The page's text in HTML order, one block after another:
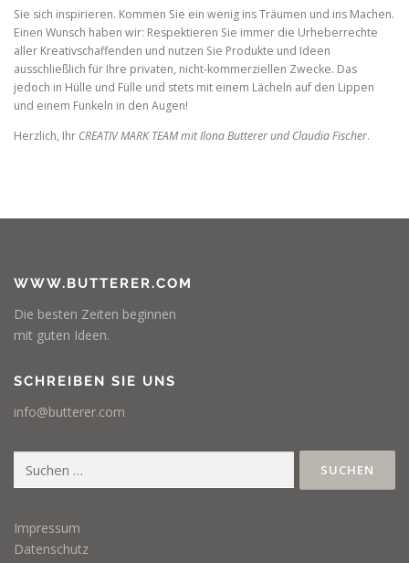
Sie sich inspirieren. Kommen Sie ein wenig ins Träumen und ins Machen.
Einen Wunsch haben wir: Respektieren Sie immer die Urheberrechte
aller Kreativschaffenden und nutzen Sie Produkte und Ideen
ausschließlich für Ihre privaten, nicht-kommerziellen Zwecke. Das
jedoch in Hülle und Fülle und stets mit einem Lächeln auf den Lippen
und einem Funkeln in den Augen!
Herzlich, Ihr CREATIV MARK TEAM mit Ilona Butterer und Claudia Fischer.
WWW.BUTTERER.COM
Die besten Zeiten beginnen
mit guten Ideen.
SCHREIBEN SIE UNS
info@butterer.com
Suchen
Impressum
Datenschutz